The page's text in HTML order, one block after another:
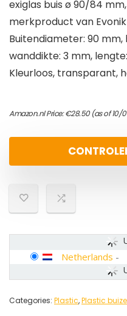
exiglas buis ø 90/84
merkproduct van Evonik
Buitendiameter: 90
wanddikte: 3 mm,
Kleurloos, transparant,
Amazon.nl Price:€28.50(as of 10/
Netherlands -
Categories: Plastic,Plastic